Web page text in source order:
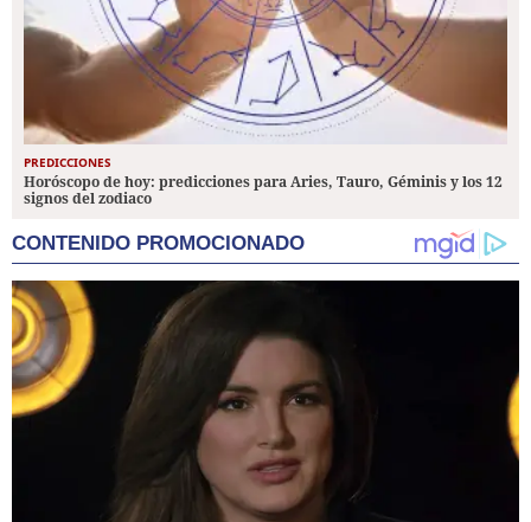
PREDICCIONES
Horóscopo de hoy: predicciones para Aries, Tauro, Géminis y los 12
signos del zodiaco
CONTENIDO PROMOCIONADO